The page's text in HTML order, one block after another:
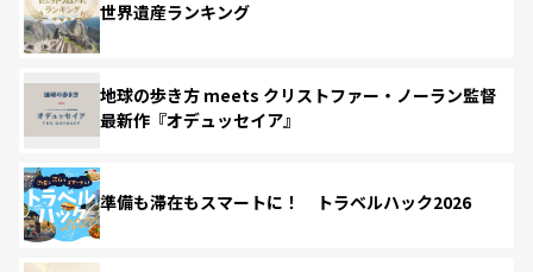
世界遺産ランキング
地球の歩き方 meets クリストファー・ノーラン監督
最新作『オデュッセイア』
準備も滞在もスマートに！ トラベルハック2026